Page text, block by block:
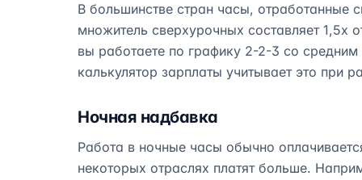
В большинстве стран часы, отработанные
множитель сверхурочных составляет 1,5x
вы работаете по графику 2-2-3 со
калькулятор зарплаты учитывает это при
Ночная надбавка
Работа в ночные часы обычно
некоторых отраслях платят больше.